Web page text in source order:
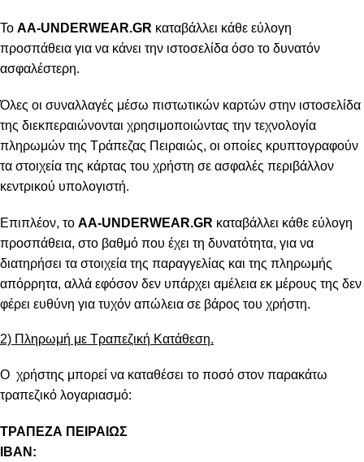
Το AA-UNDERWEAR.GR καταβάλλει κάθε εύλογη
προσπάθεια για να κάνει την ιστοσελίδα όσο το δυνατόν
ασφαλέστερη.
Όλες οι συναλλαγές μέσω πιστωτικών καρτών στην ιστοσελίδα
της διεκπεραιώνονται χρησιμοποιώντας την τεχνολογία
πληρωμών της Τράπεζας Πειραιώς, οι οποίες κρυπτογραφούν
τα στοιχεία της κάρτας του χρήστη σε ασφαλές περιβάλλον
κεντρικού υπολογιστή.
Επιπλέον, το AA-UNDERWEAR.GR καταβάλλει κάθε εύλογη
προσπάθεια, στο βαθμό που έχει τη δυνατότητα, για να
διατηρήσει τα στοιχεία της παραγγελίας και της πληρωμής
απόρρητα, αλλά εφόσον δεν υπάρχει αμέλεια εκ μέρους της δεν
φέρει ευθύνη για τυχόν απώλεια σε βάρος του χρήστη.
2) Πληρωμή με Τραπεζική Κατάθεση.
Ο χρήστης μπορεί να καταθέσει το ποσό στον παρακάτω
τραπεζικό λογαριασμό:
ΤΡΑΠΕΖΑ ΠΕΙΡΑΙΩΣ
IBAN: